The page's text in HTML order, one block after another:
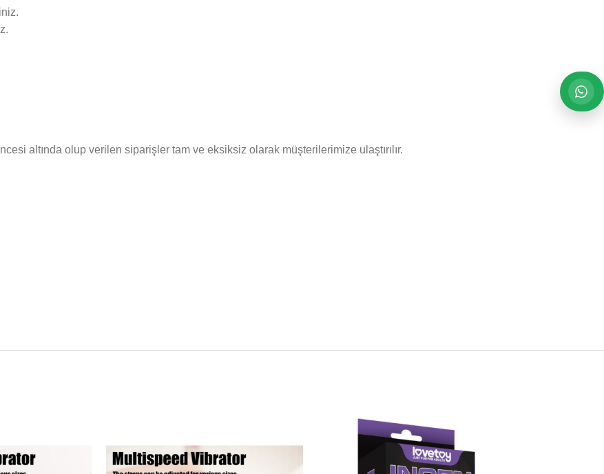
altında olup verilen siparişler tam ve eksiksiz olarak müşterilerimize ulaştırılır.